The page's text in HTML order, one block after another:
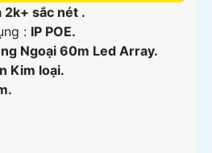
2k+ sắc nét .
: IP POE.
Ngoại 60m Led Array.
Kim loại.